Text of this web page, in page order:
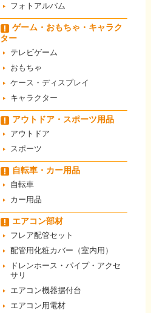
フォトアルバム
ゲーム・おもちゃ・キャラク
ター
テレビゲーム
おもちゃ
ケース・ディスプレイ
キャラクター
アウトドア・スポーツ用品
アウトドア
スポーツ
自転車・カー用品
自転車
カー用品
エアコン部材
フレア配管セット
配管用化粧カバー（室内用）
ドレンホース・パイプ・アクセ
サリ
エアコン機器据付台
エアコン用電材